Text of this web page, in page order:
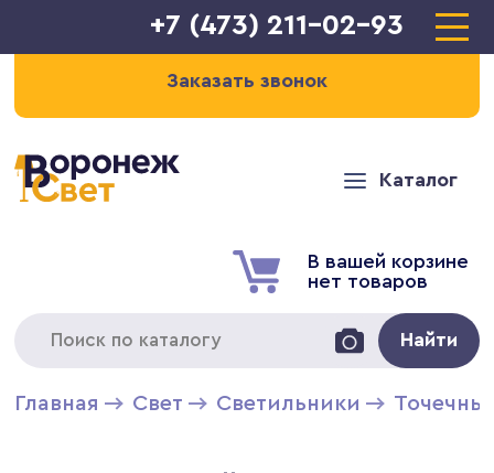
+7 (473) 211-02-93
Заказать звонок
Каталог
В вашей корзине
нет товаров
Найти
Главная Свет Светильники